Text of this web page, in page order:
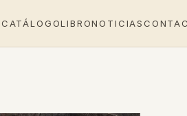
CATÁLOGOLIBRONOTICIAS